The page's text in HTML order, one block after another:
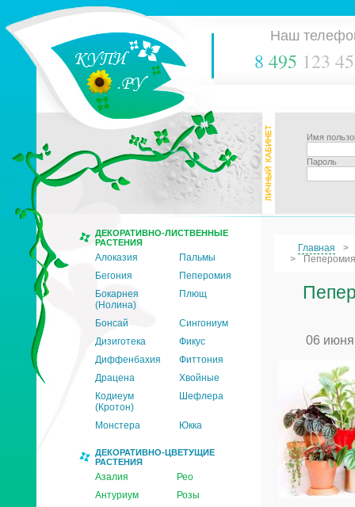
Наш
8 495 123
Имя
Пароль
ДЕКОРАТИВНО-ЛИСТВЕННЫЕ
РАСТЕНИЯ
Алоказия
Пальмы
Бегония
Пеперомия
Бокарнея
(Нолина)
Плющ
Бонсай
Сингониум
Дизиготека
Фикус
Диффенбахия
Фиттония
Драцена
Хвойные
Кодиеум
(Кротон)
Шефлера
Монстера Юкка
ДЕКОРАТИВНО-ЦВЕТУЩИЕ
РАСТЕНИЯ
Азалия
Рео
Антуриум
Розы
Главная
06